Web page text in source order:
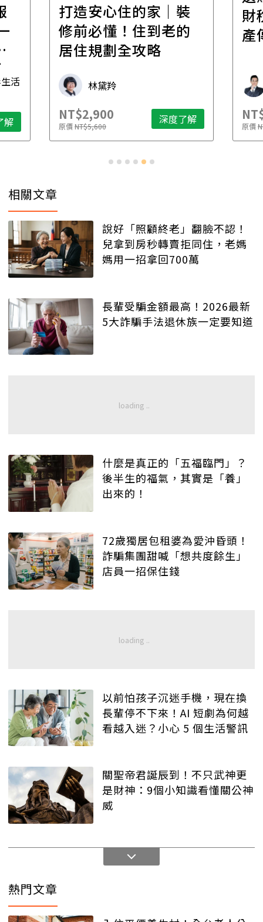
活
解
打造安心住的家｜裝
修前必懂！住到老的
居住規劃全攻略
林黛羚
NT$2,900
原價NT$5,600 深度了解
財
產
原價
相關文章
說好「照顧終老」翻臉不認！
兒拿到房秒轉賣拒同住，老媽
媽用一招拿回700萬
長輩受騙金額最高！2026最新
5大詐騙手法退休族一定要知道
什麼是真正的「五福臨門」？
後半生的福氣，其實是「養」
出來的！
72歲獨居包租婆為愛沖昏頭！
詐騙集團甜喊「想共度餘生」
店員一招保住錢
以前怕孩子沉迷手機，現在換
長輩停不下來！AI 短劇為何越
看越入迷？小心 5 個生活警訊
關聖帝君誕辰到！不只武神更
是財神：9個小知識看懂關公神
威
熱門文章